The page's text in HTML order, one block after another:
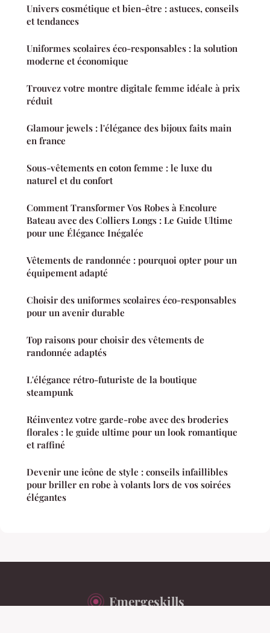
Univers cosmétique et bien-être : astuces, conseils
et tendances
Uniformes scolaires éco-responsables : la solution
moderne et économique
Trouvez votre montre digitale femme idéale à prix
réduit
Glamour jewels : l'élégance des bijoux faits main
en france
Sous-vêtements en coton femme : le luxe du
naturel et du confort
Comment Transformer Vos Robes à Encolure
Bateau avec des Colliers Longs : Le Guide Ultime
pour une Élégance Inégalée
Vêtements de randonnée : pourquoi opter pour un
équipement adapté
Choisir des uniformes scolaires éco-responsables
pour un avenir durable
Top raisons pour choisir des vêtements de
randonnée adaptés
L'élégance rétro-futuriste de la boutique
steampunk
Réinventez votre garde-robe avec des broderies
florales : le guide ultime pour un look romantique
et raffiné
Devenir une icône de style : conseils infaillibles
pour briller en robe à volants lors de vos soirées
élégantes
Emergeskills